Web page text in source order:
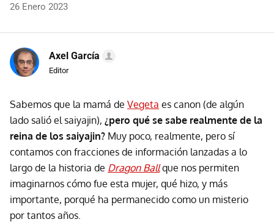
26 Enero 2023
Axel García
Editor
Sabemos que la mamá de Vegeta es canon (de algún
lado salió el saiyajin), ¿pero qué se sabe realmente de la
reina de los saiyajin? Muy poco, realmente, pero sí
contamos con fracciones de información lanzadas a lo
largo de la historia de Dragon Ballque nos permiten
imaginarnos cómo fue esta mujer, qué hizo, y más
importante, porqué ha permanecido como un misterio
por tantos años.